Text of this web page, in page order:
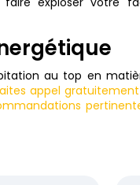
au top en
appel